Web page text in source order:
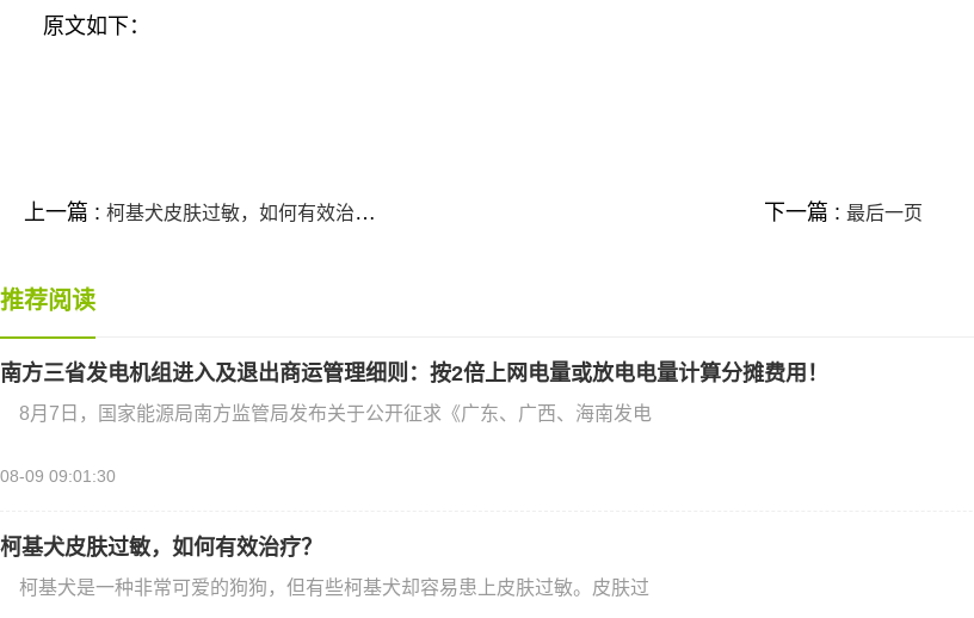
原文如下：
上一篇 : 柯基犬皮肤过敏，如何有效治疗？ 下一篇 : 最后一页
推荐阅读
南方三省发电机组进入及退出商运管理细则：按2倍上网电量或放电电量计算分摊费用！
8月7日，国家能源局南方监管局发布关于公开征求《广东、广西、海南发电
08-09 09:01:30
柯基犬皮肤过敏，如何有效治疗？
柯基犬是一种非常可爱的狗狗，但有些柯基犬却容易患上皮肤过敏。皮肤过